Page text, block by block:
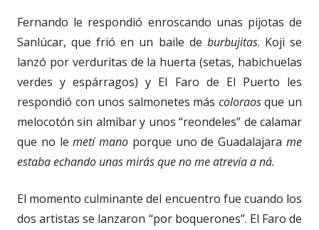
Fernando le respondió enroscando unas pijotas de
Sanlúcar, que frió en un baile de burbujitas. Koji se
lanzó por verduritas de la huerta (setas, habichuelas
verdes y espárragos) y El Faro de El Puerto les
respondió con unos salmonetes más coloraosque un
melocotón sin almíbar y unos “reondeles” de calamar
que no lemetí mano porque uno de Guadalajarame
estaba echando unas mirás que no me atrevía a ná.
El momento culminante del encuentro fue cuando los
dos artistas se lanzaron “por boquerones”. El Faro de